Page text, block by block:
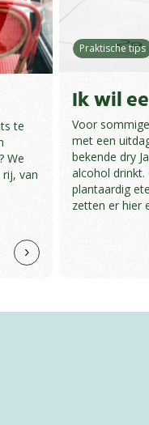
te
We
van
Praktische tips
Ik wil
Voor
met een
bekende dry
alcohol
plantaardig
zetten er hier